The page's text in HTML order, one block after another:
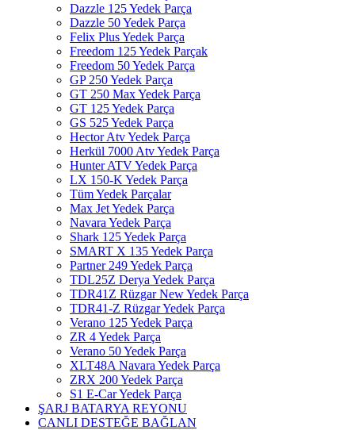
Dazzle 125 Yedek Parça
Dazzle 50 Yedek Parça
Felix Plus Yedek Parça
Freedom 125 Yedek Parçak
Freedom 50 Yedek Parça
GP 250 Yedek Parça
GT 250 Max Yedek Parça
GT 125 Yedek Parça
GS 525 Yedek Parça
Hector Atv Yedek Parça
Herkül 7000 Atv Yedek Parça
Hunter ATV Yedek Parça
LX 150-K Yedek Parça
Tüm Yedek Parçalar
Max Jet Yedek Parça
Navara Yedek Parça
Shark 125 Yedek Parça
SMART X 135 Yedek Parça
Partner 249 Yedek Parça
TDL25Z Derya Yedek Parça
TDR41Z Rüzgar New Yedek Parça
TDR41-Z Rüzgar Yedek Parça
Verano 125 Yedek Parça
ZR 4 Yedek Parça
Verano 50 Yedek Parça
XLT48A Navara Yedek Parça
ZRX 200 Yedek Parça
S1 E-Car Yedek Parça
ŞARJ BATARYA REYONU
CANLI DESTEĞE BAĞLAN